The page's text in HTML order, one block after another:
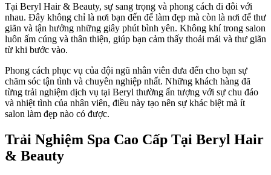
Tại Beryl Hair & Beauty, sự sang trọng và phong cách đi đôi với
nhau. Đây không chỉ là nơi bạn đến để làm đẹp mà còn là nơi để thư
giãn và tận hưởng những giây phút bình yên. Không khí trong salon
luôn ấm cúng và thân thiện, giúp bạn cảm thấy thoải mái và thư giãn
từ khi bước vào.
Phong cách phục vụ của đội ngũ nhân viên đưa đến cho bạn sự
chăm sóc tận tình và chuyên nghiệp nhất. Những khách hàng đã
từng trải nghiệm dịch vụ tại Beryl thường ấn tượng với sự chu đáo
và nhiệt tình của nhân viên, điều này tạo nên sự khác biệt mà ít
salon làm đẹp nào có được.
Trải Nghiệm Spa Cao Cấp Tại Beryl Hair
& Beauty